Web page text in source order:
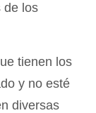
de los
tienen los
y no esté
diversas